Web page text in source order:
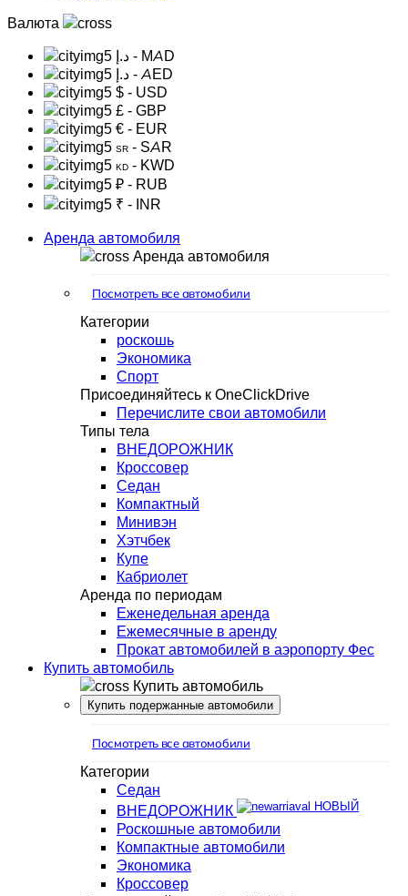
Валюта
د.إ - MAD
د.إ - AED
$ - USD
£ - GBP
€ - EUR
SR - SAR
KD - KWD
₽ - RUB
₹ - INR
Аренда автомобиля
Аренда автомобиля
Посмотреть все автомобили
Категории
роскошь
Экономика
Спорт
Присоединяйтесь к OneClickDrive
Перечислите свои автомобили
Типы тела
ВНЕДОРОЖНИК
Кроссовер
Седан
Компактный
Минивэн
Хэтчбек
Купе
Кабриолет
Аренда по периодам
Еженедельная аренда
Ежемесячные в аренду
Прокат автомобилей в аэропорту Фес
Купить автомобиль
Купить автомобиль
Купить подержанные автомобили
Посмотреть все автомобили
Категории
Седан
ВНЕДОРОЖНИК
НОВЫЙ
Роскошные автомобили
Компактные автомобили
Экономика
Кроссовер